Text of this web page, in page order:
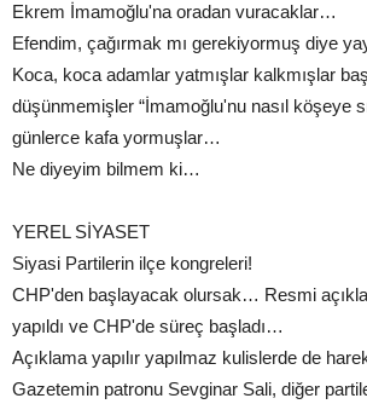
Ekrem İmamoğlu'na oradan vuracaklar…
Efendim, çağırmak mı gerekiyormuş diye
Koca, koca adamlar yatmışlar kalkmışlar
düşünmemişler “İmamoğlu'nu nasıl köşeye
günlerce kafa yormuşlar…
Ne diyeyim bilmem ki…
YEREL SİYASET
Siyasi Partilerin ilçe kongreleri!
CHP'den başlayacak olursak… Resmi
yapıldı ve CHP'de süreç başladı…
Açıklama yapılır yapılmaz kulislerde de
Gazetemin patronu Sevginar Sali, diğer